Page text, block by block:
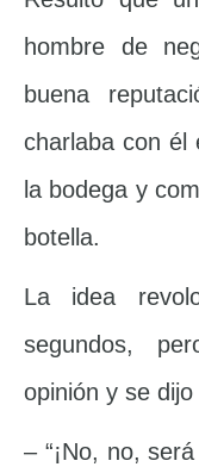
hombre de
buena
charlaba con él
la bodega y
botella.
La idea
segundos,
opinión y se
– “¡No, no,